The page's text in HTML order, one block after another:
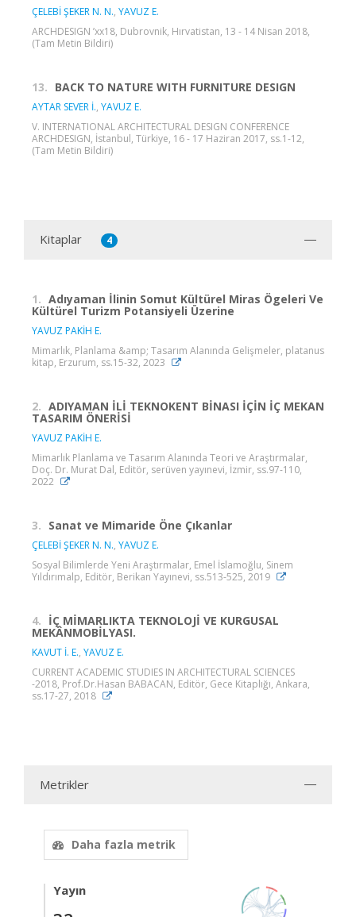
ÇELEBİ ŞEKER N. N., YAVUZ E.
ARCHDESIGN ’xx18, Dubrovnik, Hırvatistan, 13 - 14 Nisan 2018,
(Tam Metin Bildiri)
13. BACK TO NATURE WITH FURNITURE DESIGN
AYTAR SEVER İ., YAVUZ E.
V. INTERNATIONAL ARCHITECTURAL DESIGN CONFERENCE
ARCHDESIGN, İstanbul, Türkiye, 16 - 17 Haziran 2017, ss.1-12,
(Tam Metin Bildiri)
Kitaplar 4
1. Adıyaman İlinin Somut Kültürel Miras Ögeleri Ve
Kültürel Turizm Potansiyeli Üzerine
YAVUZ PAKİH E.
Mimarlık, Planlama &amp; Tasarım Alanında Gelişmeler, platanus
kitap, Erzurum, ss.15-32, 2023
2. ADIYAMAN İLİ TEKNOKENT BİNASI İÇİN İÇ MEKAN
TASARIM ÖNERİSİ
YAVUZ PAKİH E.
Mimarlık Planlama ve Tasarım Alanında Teori ve Araştırmalar,
Doç. Dr. Murat Dal, Editör, serüven yayınevi, İzmir, ss.97-110,
2022
3. Sanat ve Mimaride Öne Çıkanlar
ÇELEBİ ŞEKER N. N., YAVUZ E.
Sosyal Bilimlerde Yeni Araştırmalar, Emel İslamoğlu, Sinem
Yıldırımalp, Editör, Berikan Yayınevi, ss.513-525, 2019
4. İÇ MİMARLIKTA TEKNOLOJİ VE KURGUSAL
MEKÂNMOBİLYASI.
KAVUT İ. E., YAVUZ E.
CURRENT ACADEMIC STUDIES IN ARCHITECTURAL SCIENCES
-2018, Prof.Dr.Hasan BABACAN, Editör, Gece Kitaplığı, Ankara,
ss.17-27, 2018
Metrikler
Daha fazla metrik
Yayın